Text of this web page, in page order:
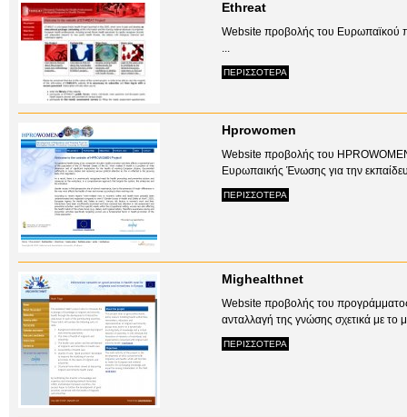
Ethreat
Website προβολής του Ευρωπαϊκού
...
ΠΕΡΙΣΣΟΤΕΡΑ
Hprowomen
Website προβολής του
Ευρωπαικής Ένωσης για την
ΠΕΡΙΣΣΟΤΕΡΑ
Mighealthnet
Website προβολής του
ανταλλαγή της γνώσης σχετικά με το
ΠΕΡΙΣΣΟΤΕΡΑ